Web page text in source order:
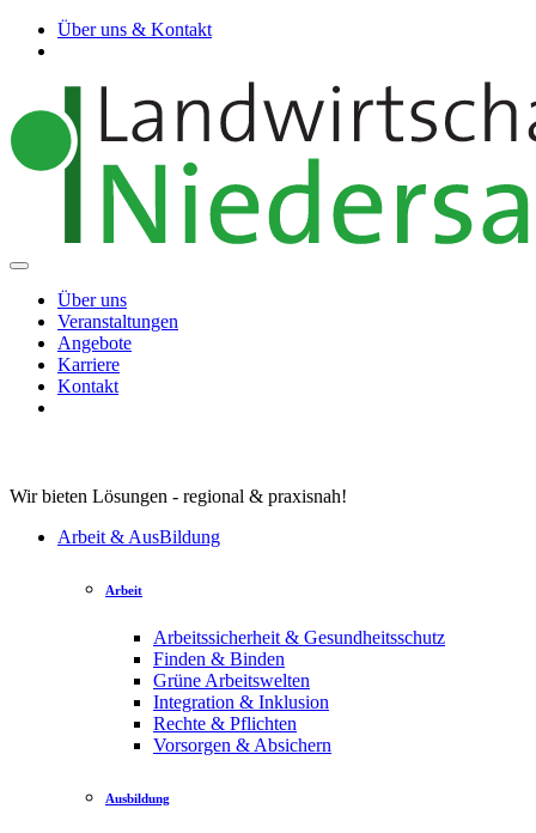
Über uns & Kontakt
Über uns
Veranstaltungen
Angebote
Karriere
Kontakt
Wir bieten Lösungen - regional & praxisnah!
Arbeit & AusBildung
Arbeit
Arbeitssicherheit & Gesundheitsschutz
Finden & Binden
Grüne Arbeitswelten
Integration & Inklusion
Rechte & Pflichten
Vorsorgen & Absichern
Ausbildung